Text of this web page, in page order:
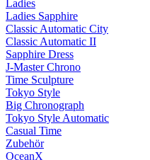
Ladies
Ladies Sapphire
Classic Automatic City
Classic Automatic II
Sapphire Dress
J-Master Chrono
Time Sculpture
Tokyo Style
Big Chronograph
Tokyo Style Automatic
Casual Time
Zubehör
OceanX